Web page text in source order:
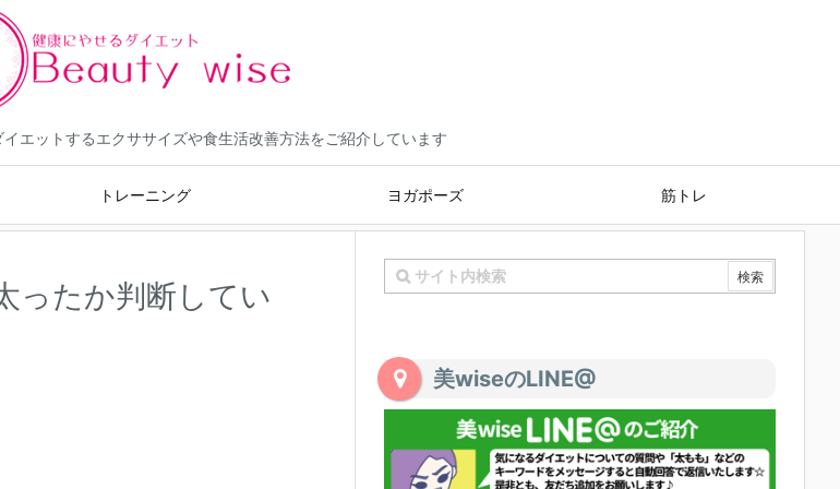
エットするエクササイズや食生活改善方法をご紹介しています
トレーニング ヨガポーズ 筋トレ
ったか判断してい
美wiseのLINE@